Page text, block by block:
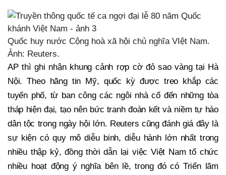
Quốc huy nước Cộng hoà xã hội chủ nghĩa VIệt Nam.
Ảnh: Reuters.
AP thì ghi nhận khung cảnh rợp cờ đỏ sao vàng tại Hà
Nội. Theo hãng tin Mỹ, quốc kỳ được treo khắp các
tuyến phố, từ ban công các ngôi nhà cổ đến những tòa
tháp hiện đại, tạo nên bức tranh đoàn kết và niềm tự hào
dân tộc trong ngày hội lớn. Reuters cũng đánh giá đây là
sự kiện có quy mô diễu binh, diễu hành lớn nhất trong
nhiều thập kỷ, đồng thời dẫn lại việc Việt Nam tổ chức
nhiều hoạt động ý nghĩa bên lề, trong đó có Triển lãm